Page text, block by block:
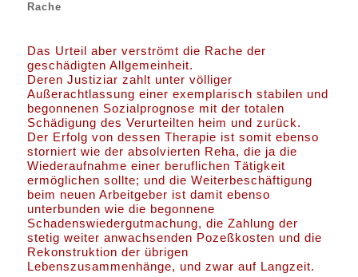
Rache
Das Urteil aber verströmt die Rache der
geschädigten Allgemeinheit.
Deren Justiziar zahlt unter völliger
Außerachtlassung einer exemplarisch stabilen und
begonnenen Sozialprognose mit der totalen
Schädigung des Verurteilten heim und zurück.
Der Erfolg von dessen Therapie ist somit ebenso
storniert wie der absolvierten Reha, die ja die
Wiederaufnahme einer beruflichen Tätigkeit
ermöglichen sollte; und die Weiterbeschäftigung
beim neuen Arbeitgeber ist damit ebenso
unterbunden wie die begonnene
Schadenswiedergutmachung, die Zahlung der
stetig weiter anwachsenden Pozeßkosten und die
Rekonstruktion der übrigen
Lebenszusammenhänge, und zwar auf Langzeit.